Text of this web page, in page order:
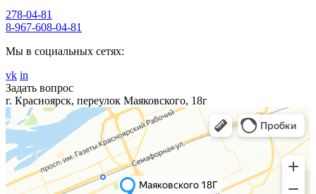
278-04-81
8-967-608-04-81
Мы в социальных сетях:
vk in
Задать вопрос
г. Красноярск, переулок Маяковского, 18г